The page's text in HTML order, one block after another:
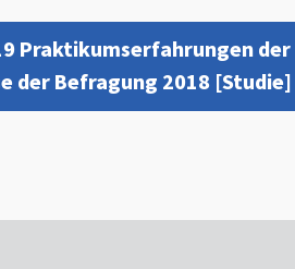
Praktikumserfahrungen
der Befragung 2018 [Studie]